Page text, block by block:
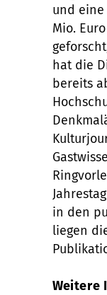
und
Mio.
hat die
bereits
in den
liegen
Weitere